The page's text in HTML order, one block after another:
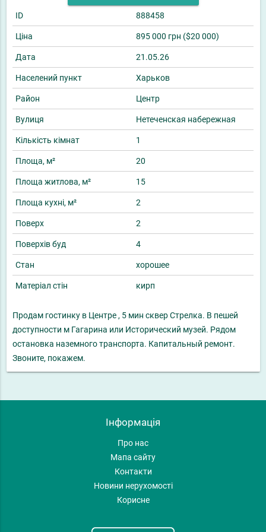
ID 888458
Ціна 895 000 грн ($20 000)
Дата 21.05.26
Населений пункт Харьков
Район Центр
Вулиця Нетеченская набережная
Кількість кімнат 1
Площа, м² 20
Площа житлова, м² 15
Площа кухні, м² 2
Поверх 2
Поверхів буд 4
Стан хорошее
Матеріал стін кирп
Продам гостинку в Центре , 5 мин сквер Стрелка. В пешей
доступности м Гагарина или Исторический музей. Рядом
остановка наземного транспорта. Капитальный ремонт.
Звоните, покажем.
Інформація
Про нас
Мапа сайту
Контакти
Новини нерухомості
Корисне